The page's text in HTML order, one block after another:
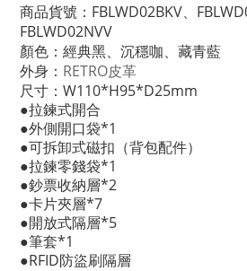
商品貨號：FBLWD02BKV、
FBLWD02NVV
顏色：經典黑、沉穩咖、藏青藍
外身： RETRO皮革
尺寸：W110*H95*D25mm
●拉鍊式開合
●外側開口袋*1
●可拆卸式磁扣（背包配件）
●拉鍊零錢袋*1
●鈔票收納層*2
●卡片夾層*7
●開放式隔層*5
●筆套*1
●RFID防盜刷隔層